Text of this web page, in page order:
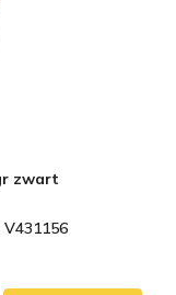
zwart
V431156